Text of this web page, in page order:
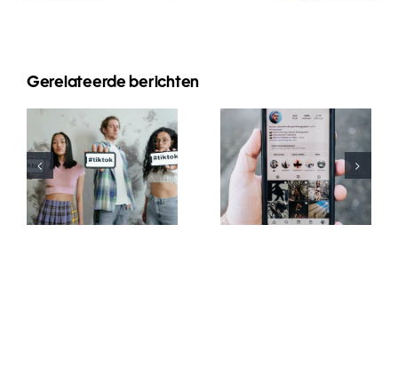
Gerelateerde berichten
Die besten
TikTok-
Schriftgeneratoren
für kreative
Bildunterschriften
Plattformen
zum Planen
von
Beiträgen
auf
mehreren